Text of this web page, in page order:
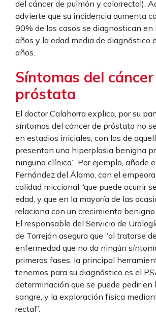
del cáncer de pulmón y colorrectal).
advierte que su incidencia aumenta
90% de los casos se diagnostican en
años y la edad media de diagnóstico
años.
Síntomas del
próstata
El doctor Calahorra explica, por su
síntomas del cáncer de próstata no
en estadios iniciales, con los de
presentan una hiperplasia benigna
ninguna clínica”. Por ejemplo, añade
Fernández del Álamo, con el
calidad miccional “que puede ocurrir
edad, y que en la mayoría de las
relaciona con un crecimiento benigno
El responsable del Servicio de
de Torrejón asegura que “al tratarse
enfermedad que no da ningún
primeras fases, la principal
tenemos para su diagnóstico es el
determinación que se puede pedir en
sangre, y la exploración física
rectal”.